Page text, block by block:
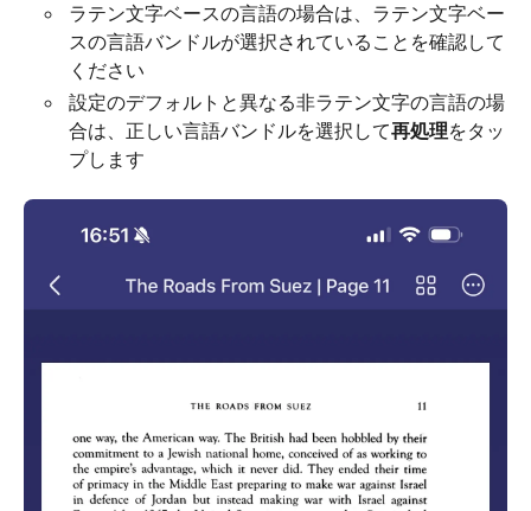
ラテン文字ベースの言語の場合は、ラテン文字ベー
スの言語バンドルが選択されていることを確認して
ください
設定のデフォルトと異なる非ラテン文字の言語の場
合は、正しい言語バンドルを選択して再処理をタッ
プします